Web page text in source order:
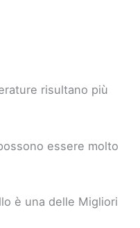
risultano più
essere molto
è una delle Migliori